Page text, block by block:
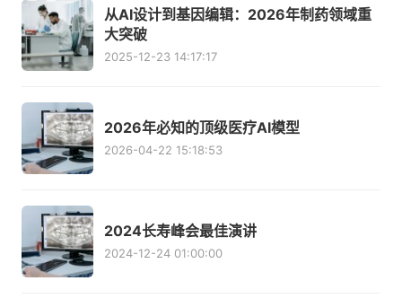
从AI设计到基因编辑：2026年制药领域重
大突破
2025-12-23 14:17:17
2026年必知的顶级医疗AI模型
2026-04-22 15:18:53
2024长寿峰会最佳演讲
2024-12-24 01:00:00